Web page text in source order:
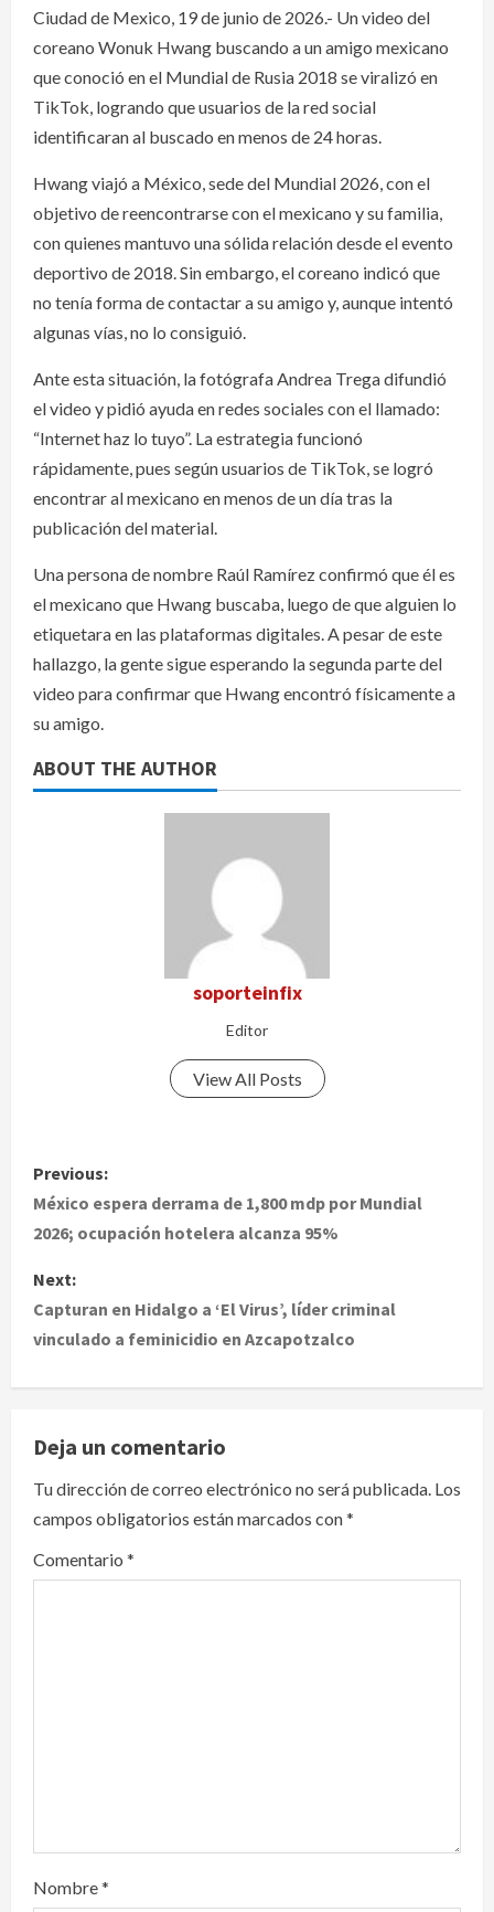
Ciudad de Mexico, 19 de junio de 2026.- Un video del
coreano Wonuk Hwang buscando a un amigo mexicano
que conoció en el Mundial de Rusia 2018 se viralizó en
TikTok, logrando que usuarios de la red social
identificaran al buscado en menos de 24 horas.
Hwang viajó a México, sede del Mundial 2026, con el
objetivo de reencontrarse con el mexicano y su familia,
con quienes mantuvo una sólida relación desde el evento
deportivo de 2018. Sin embargo, el coreano indicó que
no tenía forma de contactar a su amigo y, aunque intentó
algunas vías, no lo consiguió.
Ante esta situación, la fotógrafa Andrea Trega difundió
el video y pidió ayuda en redes sociales con el llamado:
“Internet haz lo tuyo”. La estrategia funcionó
rápidamente, pues según usuarios de TikTok, se logró
encontrar al mexicano en menos de un día tras la
publicación del material.
Una persona de nombre Raúl Ramírez confirmó que él es
el mexicano que Hwang buscaba, luego de que alguien lo
etiquetara en las plataformas digitales. A pesar de este
hallazgo, la gente sigue esperando la segunda parte del
video para confirmar que Hwang encontró físicamente a
su amigo.
ABOUT THE AUTHOR
soporteinfix
Editor
View All Posts
P
o
t
n
a
v
i
g
a
Previous:
México espera derrama de 1,800 mdp por Mundial
2026; ocupación hotelera alcanza 95%
Next:
Capturan en Hidalgo a ‘El Virus’, líder criminal
vinculado a feminicidio en Azcapotzalco
Deja un comentario
Tu dirección de correo electrónico no será publicada. Los
campos obligatorios están marcados con*
Comentario *
Nombre*